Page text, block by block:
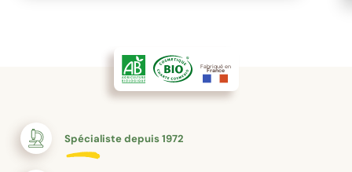
Fabriqué en
France
Spécialiste depuis 1972